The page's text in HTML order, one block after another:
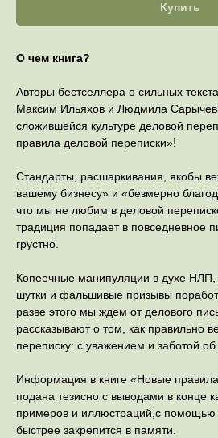
Купить
О чем книга?
Авторы бестселлера о сильных
Максим Ильяхов и Людмила
сложившейся культуре деловой
правила деловой переписки»!
Стандарты, расшаркивания, якобы
вашему бизнесу» и «безмерно
что мы не любим в деловой
традиция попадает в повседневное
грустно.
Копеечные манипуляции в духе
шутки и фальшивые призывы
разве этого мы ждем от делового
рассказывают о том, как правильно
переписку: с уважением и заботой
Информация в книге «Новые
подана тезисно с выводами в конце
примеров и иллюстраций,с помощью
быстрее закрепится в памяти.